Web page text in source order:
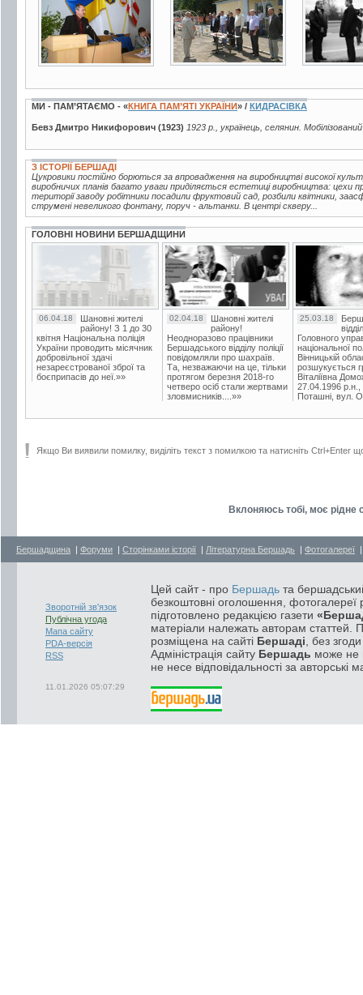
МИ - ПАМ’ЯТАЄМО - «КНИГА ПАМ’ЯТІ УКРАЇНИ» / КИДРАСІВКА
Бевз Дмитро Никифорович (1923) 1923 р., українець, селянин.
З ІСТОРІЇ БЕРШАДІ
Цукровики постійно борються за впровадження на виробництві високої
виробничих планів багато уваги приділяється естетиці виробництва: цехи
території заводу робітники посадили фруктовий сад, розбили квітники,
струмені невеликого фонтану, поруч - альтанки. В центрі скверу...
ГОЛОВНІ НОВИНИ БЕРШАДЩИНИ
06.04.18
Шановні жителі
району! З 1 до 30
квітня Національна поліція
України проводить місячник
добровільної здачі
незареєстрованої зброї та
боєприпасів до неї.»»
02.04.18
Шановні жителі
району!
Неодноразово працівники
Бершадського відділу поліції
повідомляли про шахраїв.
Та, незважаючи на це, тільки
протягом березня 2018-го
четверо осіб стали жертвами
зловмисників....»»
25.03.18
Головного
національної
Вінницькій
розшукується
Віталіївна
27.04.1996 р.н.,
Поташні, вул.
Якщо Ви виявили помилку, виділіть текст з помилкою та натисніть Ctrl+Enter
Вклоняюсь тобі, моє рідне
Бершадщина | Форуми | Сторінками історії | Літературна Бершадь | Фотогалереї
Зворотній зв'язок
Публічна угода
Мапа сайту
PDA-версія
RSS
11.01.2026 05:07:29
Цей сайт - про Бершадь та
безкоштовні оголошення, фотогалереї
підготовлено редакцією газети
матеріали належать авторам статтей.
розміщена на сайті Бершаді , без
Адміністрація сайту Бершадь може не
не несе відповідальності за авторські